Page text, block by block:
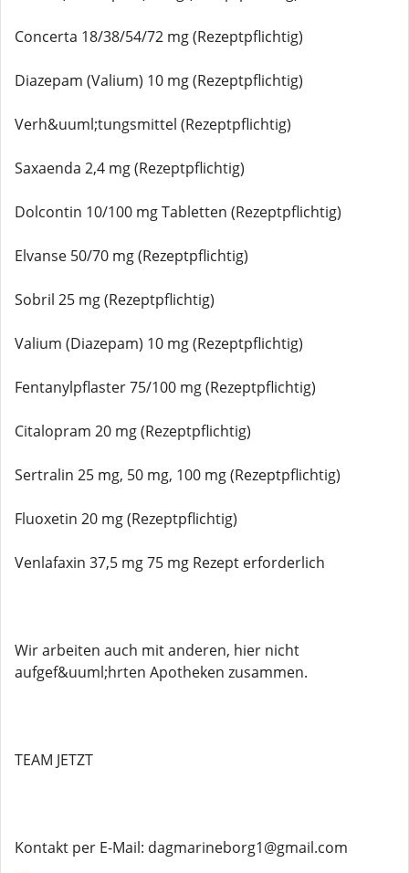
Concerta 18/38/54/72 mg (Rezeptpflichtig)
Diazepam (Valium) 10 mg (Rezeptpflichtig)
Verh&uuml;tungsmittel (Rezeptpflichtig)
Saxaenda 2,4 mg (Rezeptpflichtig)
Dolcontin 10/100 mg Tabletten (Rezeptpflichtig)
Elvanse 50/70 mg (Rezeptpflichtig)
Sobril 25 mg (Rezeptpflichtig)
Valium (Diazepam) 10 mg (Rezeptpflichtig)
Fentanylpflaster 75/100 mg (Rezeptpflichtig)
Citalopram 20 mg (Rezeptpflichtig)
Sertralin 25 mg, 50 mg, 100 mg (Rezeptpflichtig)
Fluoxetin 20 mg (Rezeptpflichtig)
Venlafaxin 37,5 mg 75 mg Rezept erforderlich
Wir arbeiten auch mit anderen, hier nicht
aufgef&uuml;hrten Apotheken zusammen.
TEAM JETZT
Kontakt per E-Mail: dagmarineborg1@gmail.com